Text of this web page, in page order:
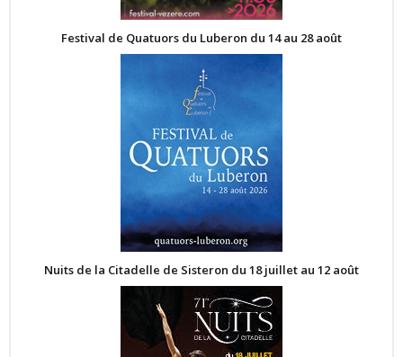
Festival de Quatuors du Luberon du 14 au 28 août
Nuits de la Citadelle de Sisteron du 18 juillet au 12 août